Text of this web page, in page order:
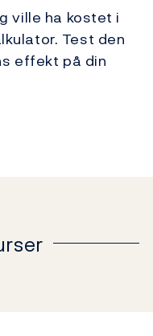
ville ha kostet i
Test den
effekt på din